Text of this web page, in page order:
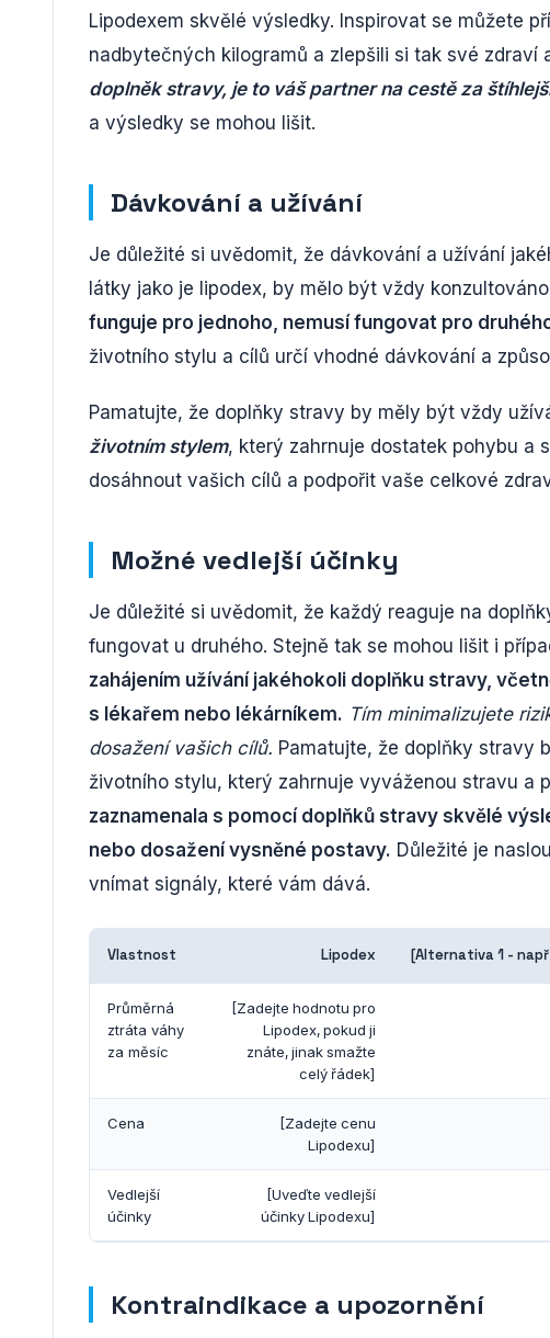
Lipodexem skvělé výsledky. Inspirovat se můžete
nadbytečných kilogramů a zlepšili si tak své zdraví
doplněk stravy, je to váš partner na cestě za
a výsledky se mohou lišit.
Dávkování a užívání
Je důležité si uvědomit, že dávkování a užívání
látky jako je lipodex, by mělo být vždy
funguje pro jednoho, nemusí fungovat pro
životního stylu a cílů určí vhodné dávkování a
Pamatujte, že doplňky stravy by měly být vždy
životním stylem, který zahrnuje dostatek pohybu a
dosáhnout vašich cílů a podpořit vaše celkové
Možné vedlejší účinky
Je důležité si uvědomit, že každý reaguje na
fungovat u druhého. Stejně tak se mohou lišit i
zahájením užívání jakéhokoli doplňku stravy,
s lékařem nebo lékárníkem. Tím minimalizujete
dosažení vašich cílů. Pamatujte, že doplňky stravy
životního stylu, který zahrnuje vyváženou stravu a
zaznamenala s pomocí doplňků stravy skvělé
nebo dosažení vysněné postavy. Důležité je
vnímat signály, které vám dává.
Vlastnost Lipodex [Alternativa 1 -
Průměrná
ztráta váhy
za měsíc
[Zadejte hodnotu pro
Lipodex, pokud ji
znáte, jinak smažte
celý řádek]
Cena
[Zadejte cenu
Lipodexu]
Vedlejší
účinky
[Uveďte vedlejší
účinky Lipodexu]
Kontraindikace a upozornění